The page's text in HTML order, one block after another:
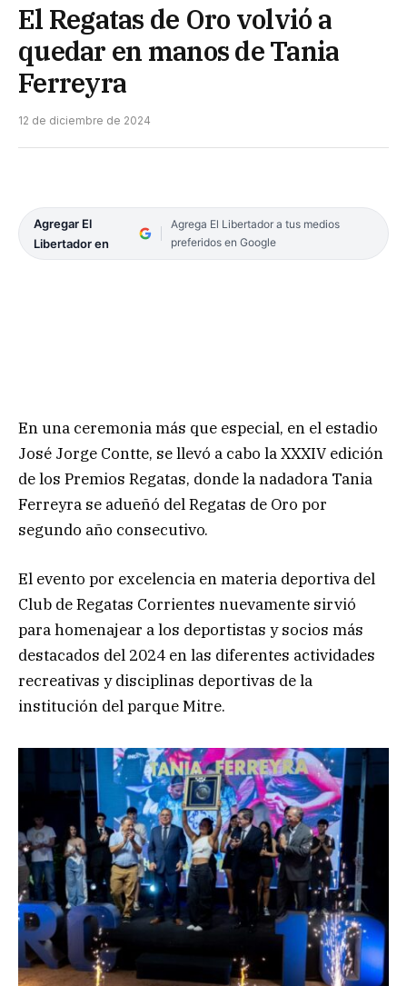
El Regatas de Oro volvió a
quedar en manos de Tania
Ferreyra
12 de diciembre de 2024
Agregar El
Libertador en
Agrega El Libertador a tus medios
preferidos en Google
En una ceremonia más que especial, en el estadio
José Jorge Contte, se llevó a cabo la XXXIV edición
de los Premios Regatas, donde la nadadora Tania
Ferreyra se adueñó del Regatas de Oro por
segundo año consecutivo.
El evento por excelencia en materia deportiva del
Club de Regatas Corrientes nuevamente sirvió
para homenajear a los deportistas y socios más
destacados del 2024 en las diferentes actividades
recreativas y disciplinas deportivas de la
institución del parque Mitre.